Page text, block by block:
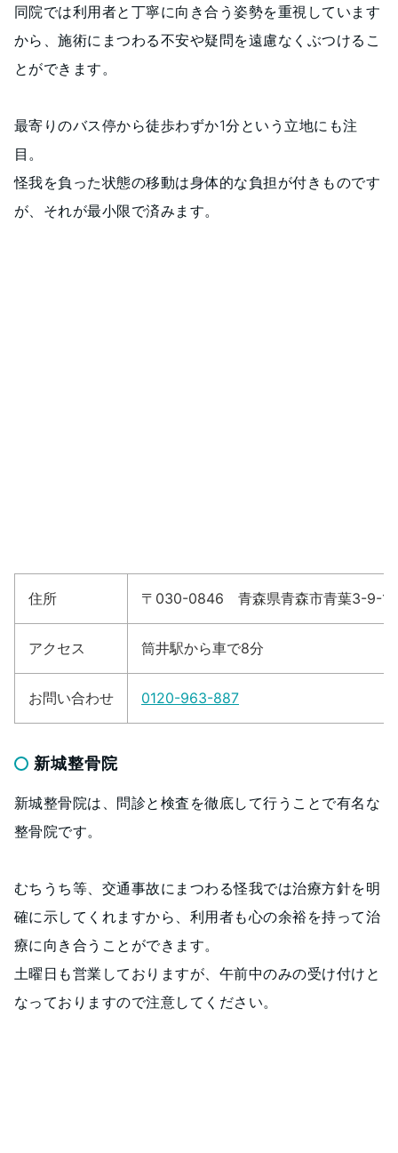
同院では利用者と丁寧に向き合う姿勢を重視しています
から、施術にまつわる不安や疑問を遠慮なくぶつけるこ
とができます。
最寄りのバス停から徒歩わずか1分という立地にも注
目。
怪我を負った状態の移動は身体的な負担が付きものです
が、それが最小限で済みます。
住所 〒030-0846 青森県青森市青葉3-9-11
アクセス 筒井駅から車で8分
お問い合わせ 0120-963-887
新城整骨院
新城整骨院は、問診と検査を徹底して行うことで有名な
整骨院です。
むちうち等、交通事故にまつわる怪我では治療方針を明
確に示してくれますから、利用者も心の余裕を持って治
療に向き合うことができます。
土曜日も営業しておりますが、午前中のみの受け付けと
なっておりますので注意してください。